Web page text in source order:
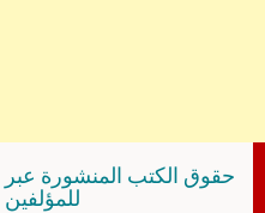
حقوق الكتب المنشورة